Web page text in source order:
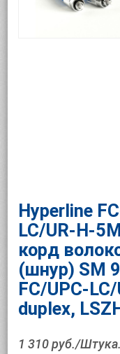
Hyperline
LC/UR-H-
корд
(шнур) SM
FC/UPC-
duplex,
1 310 руб./Штука.